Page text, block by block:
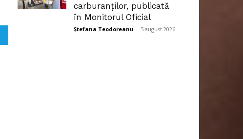
carburanților, publicată
în Monitorul Oficial
Ștefana Teodoreanu - 5 august 2026